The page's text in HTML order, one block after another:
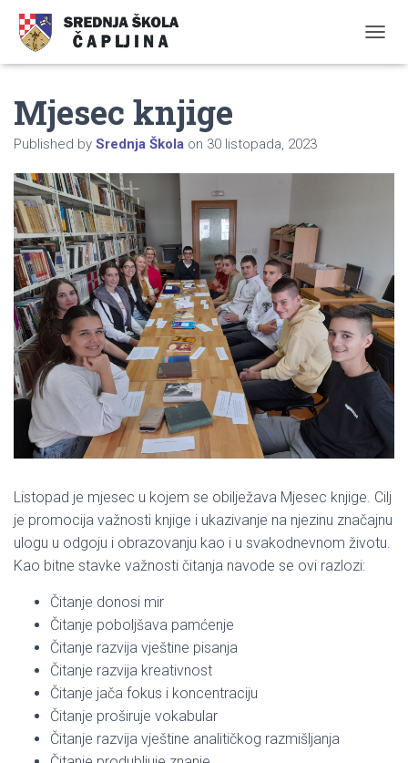
Mjesec knjige
Published by Srednja Škola on 30 listopada, 2023
Listopad je mjesec u kojem se obilježava Mjesec knjige. Cilj
je promocija važnosti knjige i ukazivanje na njezinu značajnu
ulogu u odgoju i obrazovanju kao i u svakodnevnom životu.
Kao bitne stavke važnosti čitanja navode se ovi razlozi:
Čitanje donosi mir
Čitanje poboljšava pamćenje
Čitanje razvija vještine pisanja
Čitanje razvija kreativnost
Čitanje jača fokus i koncentraciju
Čitanje proširuje vokabular
Čitanje razvija vještine analitičkog razmišljanja